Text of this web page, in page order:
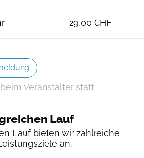
29,00 CHF
Veranstalter statt
Lauf
Lauf bieten wir zahlreiche
an.